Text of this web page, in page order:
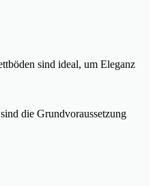
sind ideal, um Eleganz
die Grundvoraussetzung